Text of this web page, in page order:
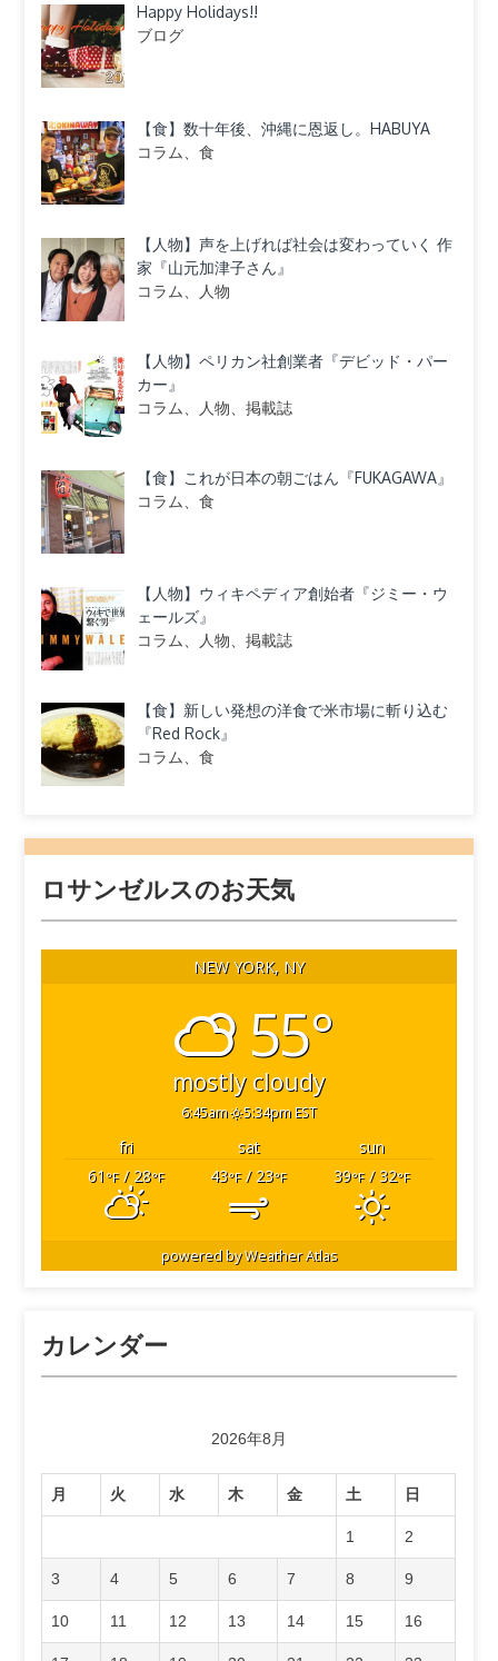
Happy Holidays!!
ブログ
【食】数十年後、沖縄に恩返し。HABUYA
コラム、食
【人物】声を上げれば社会は変わっていく 作
家『山元加津子さん』
コラム、人物
【人物】ペリカン社創業者『デビッド・パー
カー』
コラム、人物、掲載誌
【食】これが日本の朝ごはん『FUKAGAWA』
コラム、食
【人物】ウィキペディア創始者『ジミー・ウ
ェールズ』
コラム、人物、掲載誌
【食】新しい発想の洋食で米市場に斬り込む
『Red Rock』
コラム、食
ロサンゼルスのお天気
NEW YORK, NY
55°
mostly cloudy
6:45am 5:34pm EST
fri sat
sun
61 °F/ 28°F 43°F/ 23°F 39°F/ 32°F
powered byWeather Atlas
カレンダー
2026年8月
月 火 水 木 金 土 日
1 2
3 4 5 6 7 8 9
10 11 12 13 14 15 16